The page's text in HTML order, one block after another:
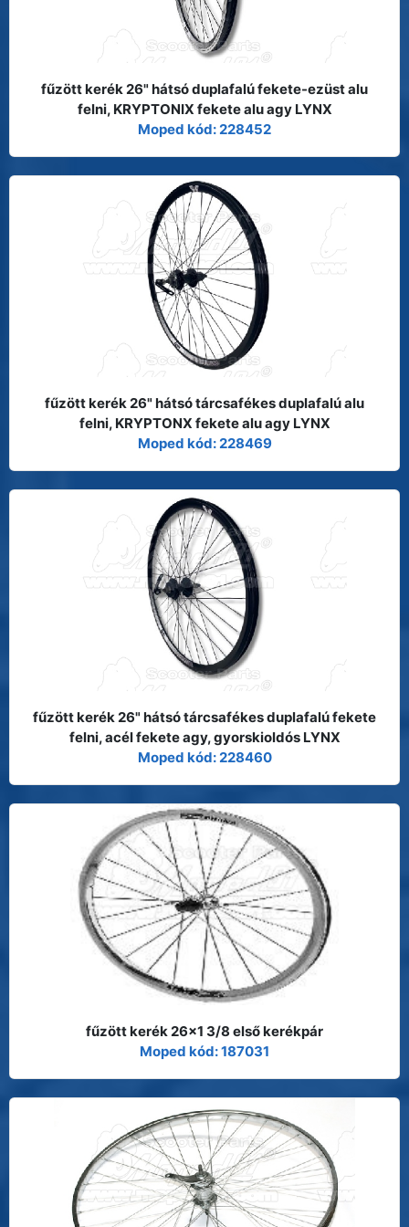
fűzött kerék 26" hátsó duplafalú fekete-ezüst alu
felni, KRYPTONIX fekete alu agy LYNX
Moped kód: 228452
fűzött kerék 26" hátsó tárcsafékes duplafalú alu
felni, KRYPTONX fekete alu agy LYNX
Moped kód: 228469
fűzött kerék 26" hátsó tárcsafékes duplafalú fekete
felni, acél fekete agy, gyorskioldós LYNX
Moped kód: 228460
fűzött kerék 26x1 3/8 első kerékpár
Moped kód: 187031